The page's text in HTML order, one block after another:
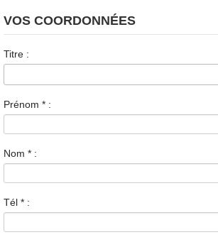
VOS COORDONNÉES
Titre :
Prénom * :
Nom * :
Tél * :